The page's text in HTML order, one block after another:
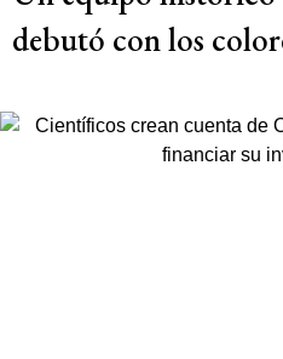
debutó con los